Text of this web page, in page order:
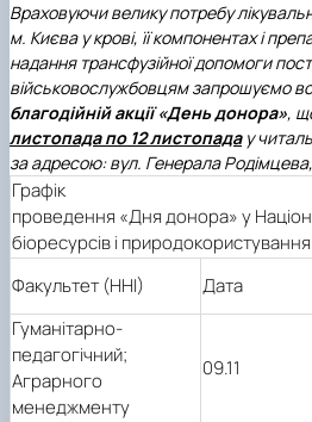
Враховуючи велику потребу
м. Києва у крові, її компонентах і
надання трансфузійної допомоги
військовослужбовцям запрошуємо
благодійній акції «День донора»,
листопада по 12 листопада у
за адресою: вул. Генерала
Графік
проведення «Дня донора» у
біоресурсів і
Факультет (ННІ)
Дата
Гуманітарно-
педагогічний;
Аграрного
менеджменту
09.11